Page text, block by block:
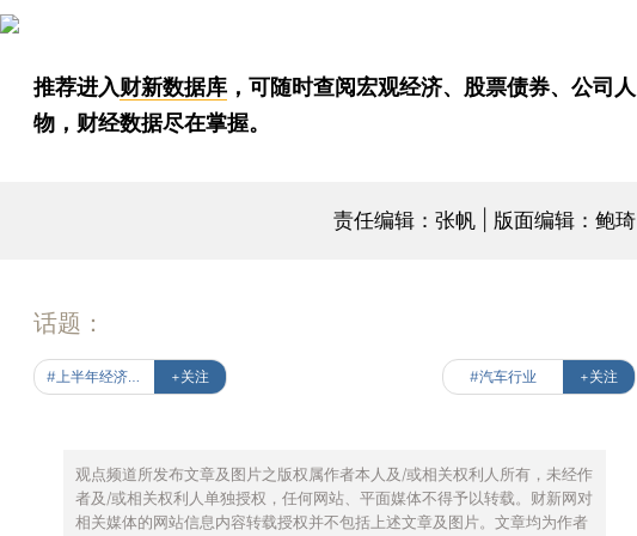
推荐进入财新数据库 ，可随时查阅宏观经济、股票债券、公司人
物，财经数据尽在掌握。
责任编辑：张帆 | 版面编辑：鲍琦
话题：
#上半年经济数据全解读 +关注 #汽车行业 +关注
观点频道所发布文章及图片之版权属作者本人及/或相关权利人所有，未经作
者及/或相关权利人单独授权，任何网站、平面媒体不得予以转载。财新网对
相关媒体的网站信息内容转载授权并不包括上述文章及图片。文章均为作者